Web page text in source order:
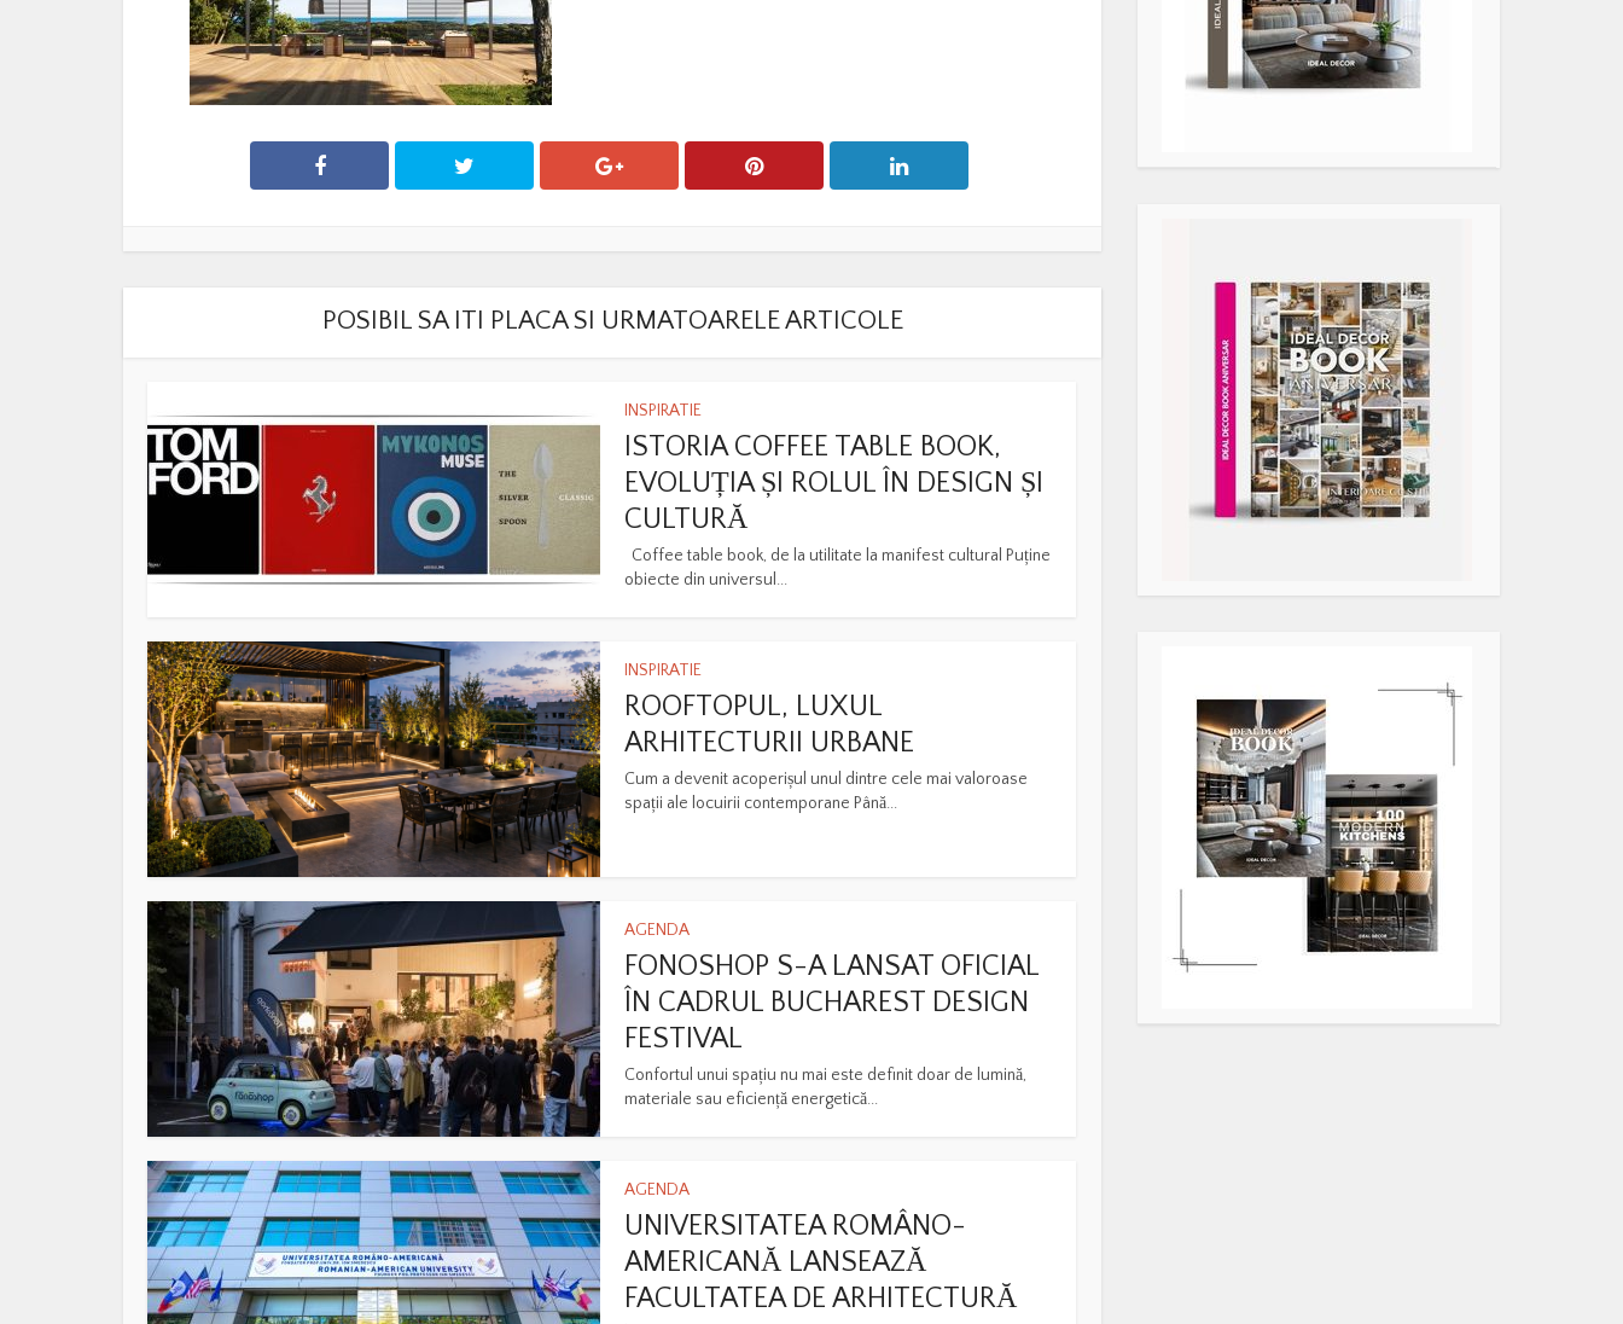
POSIBIL SA ITI PLACA SI URMATOARELE ARTICOLE
INSPIRATIE
ISTORIA COFFEE TABLE BOOK,
EVOLUȚIA ȘI ROLUL ÎN DESIGN ȘI
CULTURĂ
Coffee table book, de la utilitate la manifest cultural Puține
obiecte din universul...
INSPIRATIE
ROOFTOPUL, LUXUL
ARHITECTURII URBANE
Cum a devenit acoperișul unul dintre cele mai valoroase
spații ale locuirii contemporane Până...
AGENDA
FONOSHOP S-A LANSAT OFICIAL
ÎN CADRUL BUCHAREST DESIGN
FESTIVAL
Confortul unui spațiu nu mai este definit doar de lumină,
materiale sau eficiență energetică...
AGENDA
UNIVERSITATEA ROMÂNO-
AMERICANĂ LANSEAZĂ
FACULTATEA DE ARHITECTURĂ